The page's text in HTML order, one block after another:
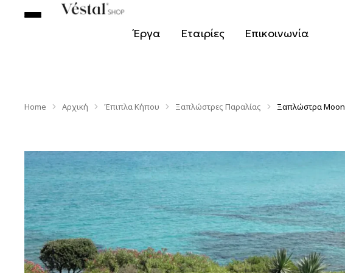
Έργα Εταιρίες Επικοινωνία
You are here:
Home Αρχική Έπιπλα Κήπου Ξαπλώστρες Παραλίας Ξαπλώστρα Moon